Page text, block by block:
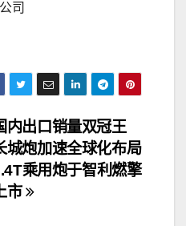
司
内出口销量双冠王
城炮加速全球化布局
乘用炮于智利燃擎
市